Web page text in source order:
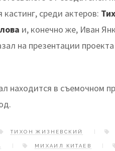
среди актеров:
и, конечно же, Иван
на презентации
находится в съемочном
ТИХОН ЖИЗНЕВСКИЙ
МИХАИЛ КИТАЕВ